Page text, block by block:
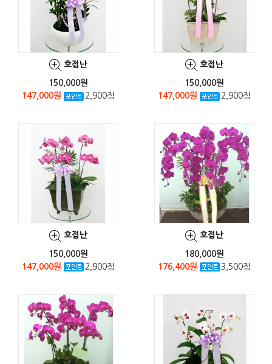
호접난
150,000원
147,000원
2,900점
호접난
150,000원
147,000원
2,900점
호접난
150,000원
147,000원
2,900점
호접난
180,000원
176,400원
3,500점